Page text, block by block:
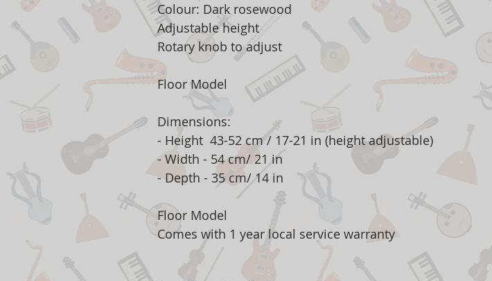
Colour: Dark rosewood
Adjustable height
Rotary knob to adjust
Floor Model
Dimensions:
- Height 43-52 cm / 17-21 in (height adjustable)
- Width - 54 cm/ 21 in
- Depth - 35 cm/ 14 in
Floor Model
Comes with 1 year local service warranty